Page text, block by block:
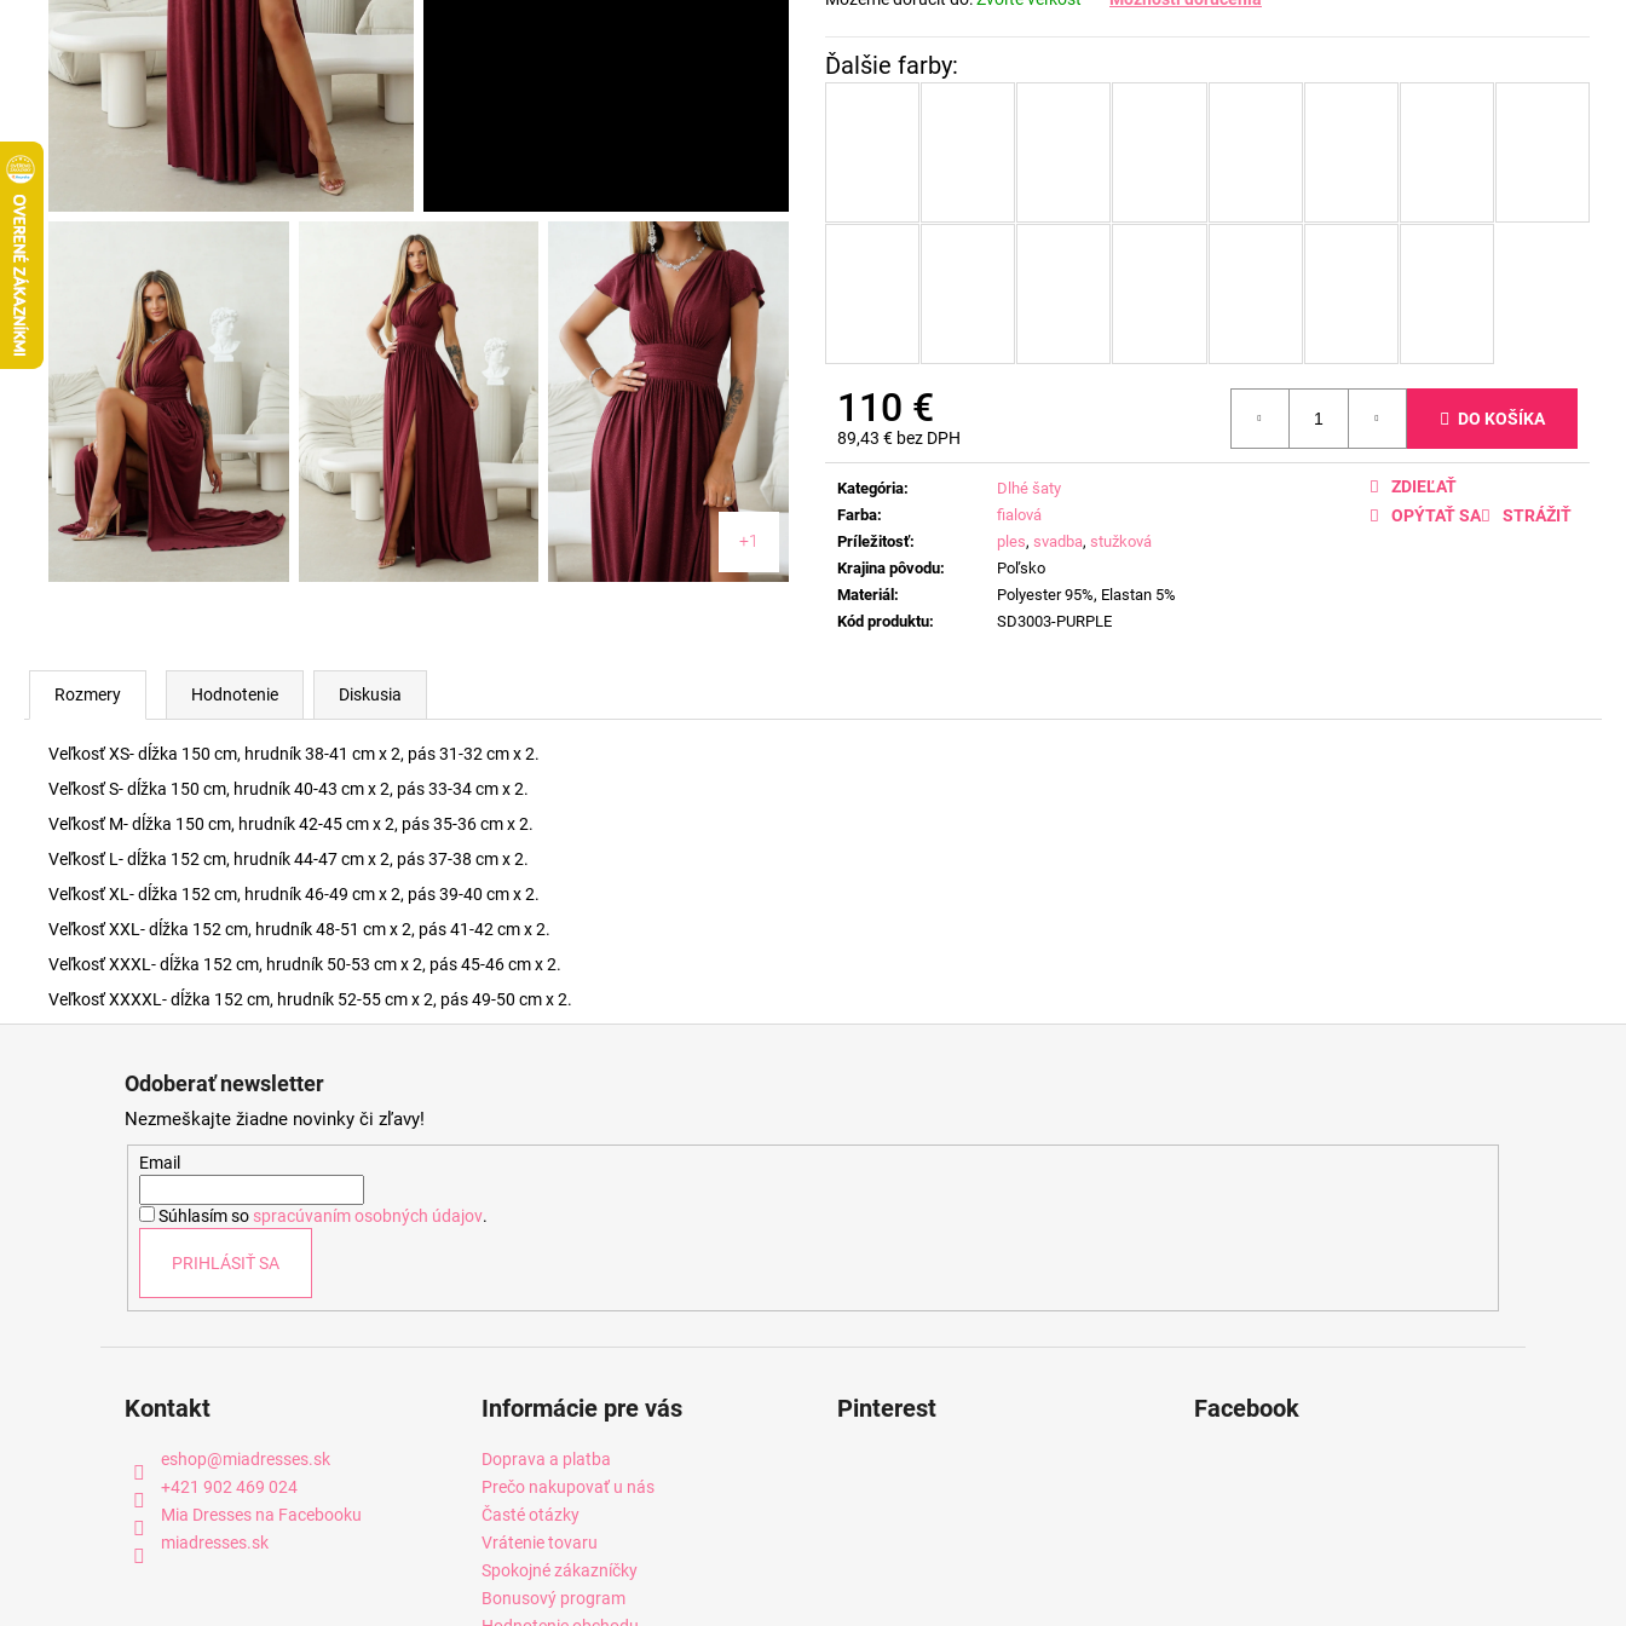
110 €
89,43 € bez DPH
Jednotková
cena:
DO KOŠÍKA
Kategória:
Dlhé šaty
Farba:
fialová
Príležitosť: ples, svadba, stužková
Krajina pôvodu:
Poľsko
Materiál:
Polyester 95%, Elastan 5%
Kód produktu: SD3003-PURPLE
OPÝTAŤ SA STRÁŽIŤ
ZDIEĽAŤ
+1
Rozmery Hodnotenie Diskusia
Veľkosť XS- dĺžka 150 cm, hrudník 38-41 cm x 2, pás 31-32 cm x 2.
Veľkosť S- dĺžka 150 cm, hrudník 40-43 cm x 2, pás 33-34 cm x 2.
Veľkosť M- dĺžka 150 cm, hrudník 42-45 cm x 2, pás 35-36 cm x 2.
Veľkosť L- dĺžka 152 cm, hrudník 44-47 cm x 2, pás 37-38 cm x 2.
Veľkosť XL- dĺžka 152 cm, hrudník 46-49 cm x 2, pás 39-40 cm x 2.
Veľkosť XXL- dĺžka 152 cm, hrudník 48-51 cm x 2, pás 41-42 cm x 2.
Veľkosť XXXL- dĺžka 152 cm, hrudník 50-53 cm x 2, pás 45-46 cm x 2.
Veľkosť XXXXL- dĺžka 152 cm, hrudník 52-55 cm x 2, pás 49-50 cm x 2.
Odoberať newsletter
Nezmeškajte žiadne novinky či zľavy!
Email
Súhlasím so spracúvaním osobných údajov.
PRIHLÁSIŤ SA
Kontakt
eshop@miadresses.sk
+421 902 469 024
Mia Dresses na Facebooku
miadresses.sk
Informácie pre vás
Doprava a platba
Prečo nakupovať u nás
Časté otázky
Vrátenie tovaru
Spokojné zákazníčky
Bonusový program
Pinterest Facebook